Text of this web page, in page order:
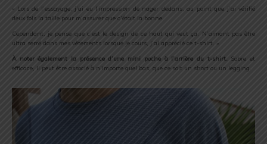
« Lors de l’essayage, j’ai eu l’impression de nager dedans, au point que j’ai vérifié
deux fois la taille pour m’assurer que c’était la bonne.
Cependant, je pense que c’est le design de ce haut qui veut ça. N’aimant pas être
ultra serré dans mes vêtements lorsque je cours, j’ai apprécié ce t-shirt. »
À noter également la présence d’une mini poche à l’arrière du t-shirt.Sobre et
efficace, il peut être associé à n’importe quel bas, que ce soit un short ou un legging.